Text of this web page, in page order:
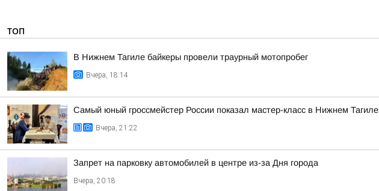
ТОП
В Нижнем Тагиле байкеры провели траурный мотопробег
Вчера, 18:14
Самый юный гроссмейстер России показал мастер-класс в Нижнем Тагиле
Вчера, 21:22
Запрет на парковку автомобилей в центре из-за Дня города
Вчера, 20:18